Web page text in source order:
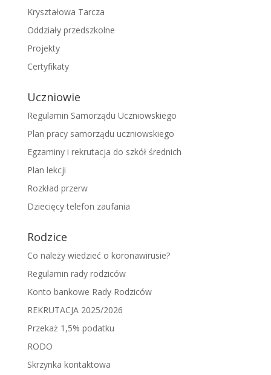
Kryształowa Tarcza
Oddziały przedszkolne
Projekty
Certyfikaty
Uczniowie
Regulamin Samorządu Uczniowskiego
Plan pracy samorządu uczniowskiego
Egzaminy i rekrutacja do szkół średnich
Plan lekcji
Rozkład przerw
Dziecięcy telefon zaufania
Rodzice
Co należy wiedzieć o koronawirusie?
Regulamin rady rodziców
Konto bankowe Rady Rodziców
REKRUTACJA 2025/2026
Przekaż 1,5% podatku
RODO
Skrzynka kontaktowa